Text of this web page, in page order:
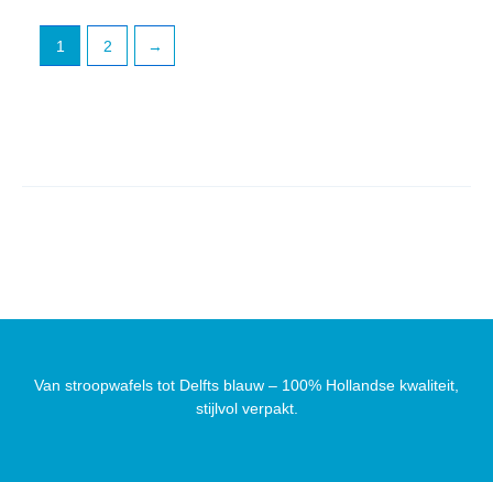
1 2 →
Van stroopwafels tot Delfts blauw – 100% Hollandse kwaliteit,
stijlvol verpakt.